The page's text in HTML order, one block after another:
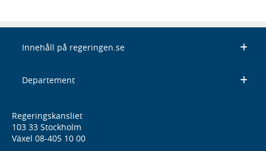
Innehåll på regeringen.se
Departement
Regeringskansliet
103 33 Stockholm
Växel 08-405 10 00